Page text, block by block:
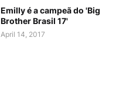
Emilly é a campeã do 'Big
Brother Brasil 17'
April 14, 2017